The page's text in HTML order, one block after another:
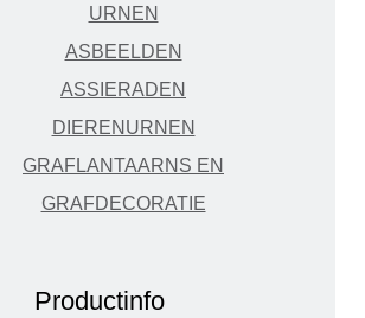
URNEN
ASBEELDEN
ASSIERADEN
DIERENURNEN
GRAFLANTAARNS EN
GRAFDECORATIE
Productinfo